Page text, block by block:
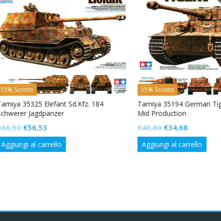
Elefant Sd.Kfz. 184
Jagdpanzer
Il
prezzo
originale
€56,53Il
prezzo
attuale
al carrello
15% Sconto
Tamiya 35194 German Tiger
Mid Production
40,80Il
prezzo
originale
€34,68Il
prezzo
attuale
Aggiungi al carrello